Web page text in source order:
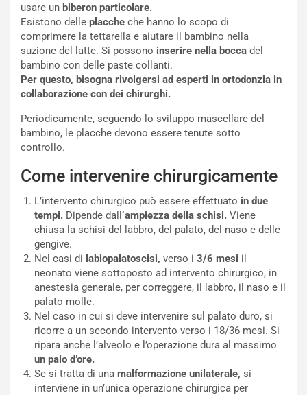
usare un biberon particolare.
Esistono delle placche che hanno lo scopo di
comprimere la tettarella e aiutare il bambino nella
suzione del latte. Si possono inserire nella bocca del
bambino con delle paste collanti.
Per questo, bisogna rivolgersi ad esperti in ortodonzia in
collaborazione con dei chirurghi.
Periodicamente, seguendo lo sviluppo mascellare del
bambino, le placche devono essere tenute sotto
controllo.
Come intervenire chirurgicamente
L’intervento chirurgico può essere effettuato in due
tempi. Dipende dall ‘ampiezza della schisi. Viene
chiusa la schisi del labbro, del palato, del naso e delle
gengive.
Nel casi di labiopalatoscisi, verso i 3/6 mesi il
neonato viene sottoposto ad intervento chirurgico, in
anestesia generale, per correggere, il labbro, il naso e il
palato molle.
Nel caso in cui si deve intervenire sul palato duro, si
ricorre a un secondo intervento verso i 18/36 mesi. Si
ripara anche l’alveolo e l’operazione dura al massimo
un paio d’ore.
Se si tratta di una malformazione unilaterale, si
interviene in un’unica operazione chirurgica per